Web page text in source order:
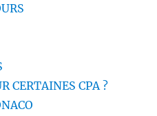
CERTAINES CPA ?